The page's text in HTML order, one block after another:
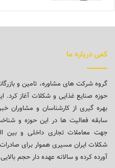
کمی درباره ما
حوزه صنایع غذایی و شکلات آغاز کرد.
بهره گیری از کارشناسان و
سابقه فعالیت ها در این حوزه و
جهت معاملات تجاری داخلی و بین
شکلات ایران مسیری هموار برای صادرات
آورده کرده و سالانه عهده دار حجم